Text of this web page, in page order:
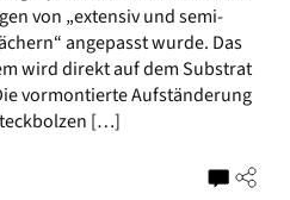
von „extensiv und semi-
angepasst wurde. Das
wird direkt auf dem Substrat
vormontierte Aufständerung
[…]